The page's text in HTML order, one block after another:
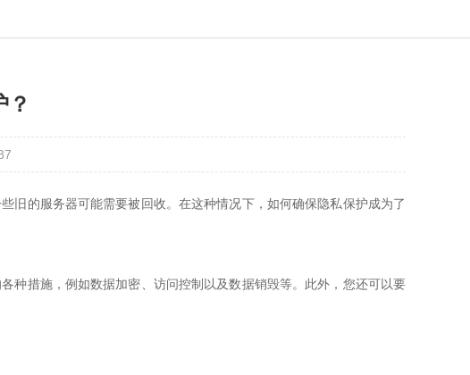
？
旧的服务器可能需要被回收。在这种情况下，如何确保隐私保护成为了
种措施，例如数据加密、访问控制以及数据销毁等。此外，您还可以要